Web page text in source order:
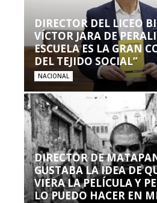
DIRECTOR DEL LICEO
VÍCTOR JARA DE
ESCUELA ES LA GRAN
DEL TEJIDO SOCIAL”
NACIONAL
DIRECTOR DE
GUSTABA LA IDEA DE
VIERA LA PELÍCULA Y
LO PUEDO HACER EN